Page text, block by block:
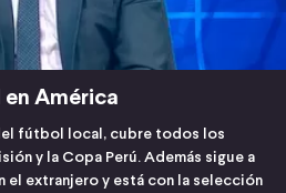
en América
fútbol local, cubre todos los
y la Copa Perú. Además sigue a
el extranjero y está con la selección